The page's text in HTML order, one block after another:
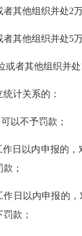
他组织并处2万
他组织并处5万
其他组织并处
计关系的：
以不予罚款；
以内申报的，
；
以内申报的，
款；